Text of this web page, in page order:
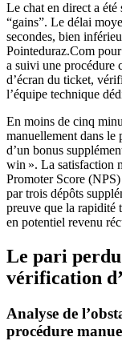
Le chat en direct a
“gains”. Le délai
secondes, bien
Pointeduraz.Com
a suivi une procédure
d’écran du ticket,
l’équipe technique
En moins de cinq
manuellement dans
d’un bonus
win ». La satisfaction
Promoter Score
par trois dépôts
preuve que la rapidité
en potentiel revenu
Le pari perdu
vérification
Analyse de
procédure